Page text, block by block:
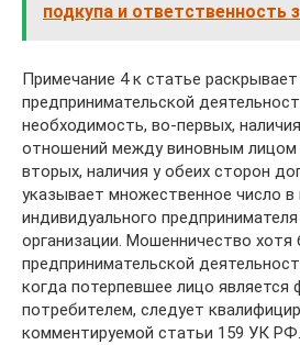
подкупа и ответственность
Примечание 4 к статье
предпринимательской
необходимость, во-первых,
отношений между виновным лицом
вторых, наличия у обеих сторон
указывает множественное число в
индивидуального
организации. Мошенничество хотя
предпринимательской
когда потерпевшее лицо
потребителем, следует
комментируемой статьи 159 УК